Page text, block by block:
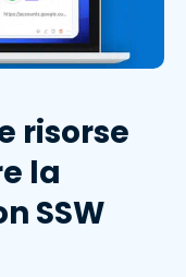
risorse
la
SSW